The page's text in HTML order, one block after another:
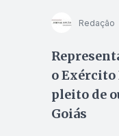
Redação
o Exército
pleito de
Goiás